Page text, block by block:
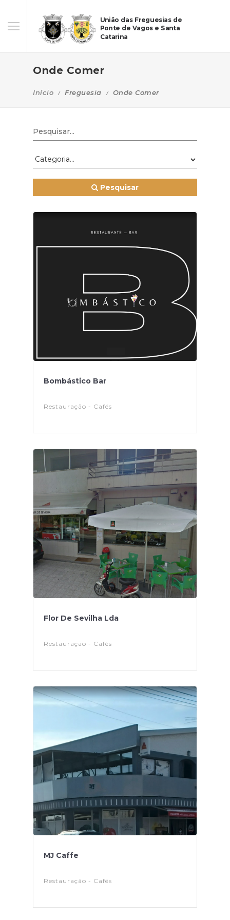
União das Freguesias de
Ponte de Vagos e Santa
Catarina
Onde Comer
Início Freguesia Onde Comer
Pesquisar
Bombástico Bar
Restauração - Cafés
Flor De Sevilha Lda
Restauração - Cafés
MJ Caffe
Restauração - Cafés